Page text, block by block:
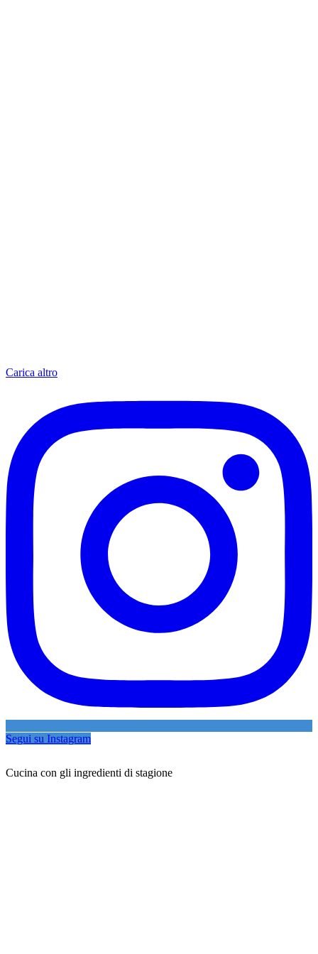
Carica altro
Segui su Instagram
Cucina con gli ingredienti di stagione